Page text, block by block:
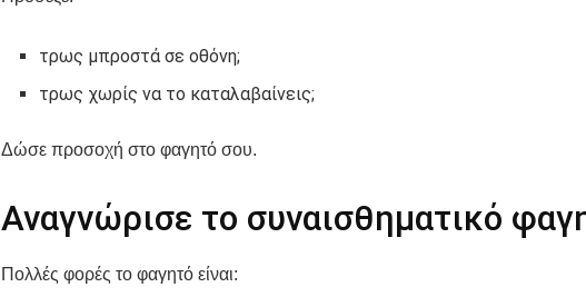
τρως μπροστά σε οθόνη;
τρως χωρίς να το καταλαβαίνεις;
Δώσε προσοχή στο φαγητό σου.
Αναγνώρισε το συναισθηματικό
Πολλές φορές το φαγητό είναι: